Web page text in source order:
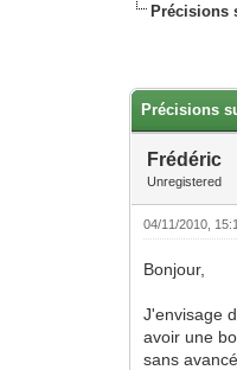
Précisions
Précisions
Frédéric
Unregistered
04/11/2010,
Bonjour,
J'envisage
avoir une
sans